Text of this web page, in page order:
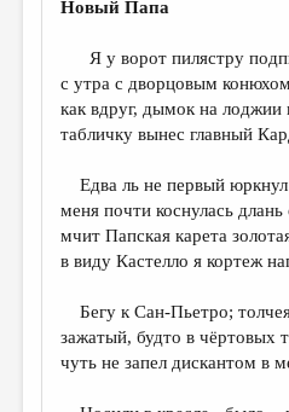
Новый Папа
Я у ворот пилястру
с утра с дворцовым
как вдруг, дымок на лоджии
табличку вынес главный
Едва ль не первый юркнул
меня почти коснулась длань
мчит Папская карета
в виду Кастелло я кортеж
Бегу к Сан-Пьетро;
зажатый, будто в чёртовых
чуть не запел дискантом в